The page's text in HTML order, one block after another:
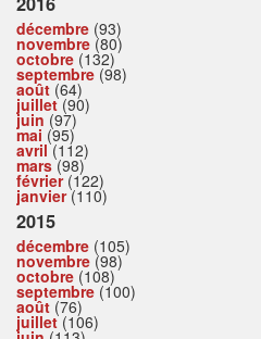
décembre (93)
novembre (80)
octobre (132)
septembre (98)
août (64)
juillet(90)
juin (97)
mai (95)
avril(112)
mars(98)
février(122)
janvier(110)
2015
décembre (105)
novembre (98)
octobre (108)
septembre (100)
août (76)
juillet(106)